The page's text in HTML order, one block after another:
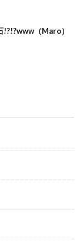
!?!?www（Maro）